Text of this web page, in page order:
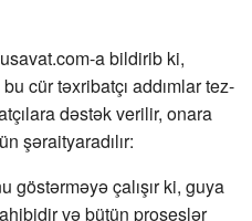
a bildirib ki,
cür təxribatçı addımlar tez-
dəstək verilir, onara
şəraityaradılır:
göstərməyə çalışır ki, guya
və bütün proseslər